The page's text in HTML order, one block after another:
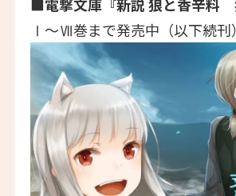
Ⅰ～Ⅶ巻まで発売中（以下続刊）